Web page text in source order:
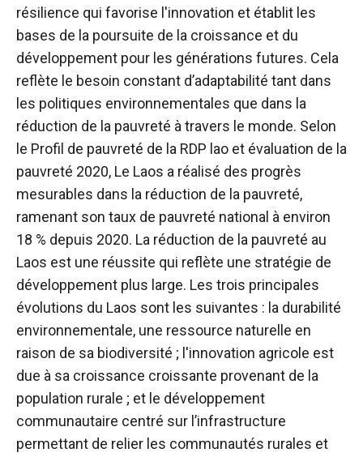
résilience qui favorise l'innovation et établit les
bases de la poursuite de la croissance et du
développement pour les générations futures. Cela
reflète le besoin constant d’adaptabilité tant dans
les politiques environnementales que dans la
réduction de la pauvreté à travers le monde. Selon
le Profil de pauvreté de la RDP lao et évaluation de la
pauvreté 2020, Le Laos a réalisé des progrès
mesurables dans la réduction de la pauvreté,
ramenant son taux de pauvreté national à environ
18 % depuis 2020. La réduction de la pauvreté au
Laos est une réussite qui reflète une stratégie de
développement plus large. Les trois principales
évolutions du Laos sont les suivantes : la durabilité
environnementale, une ressource naturelle en
raison de sa biodiversité ; l'innovation agricole est
due à sa croissance croissante provenant de la
population rurale ; et le développement
communautaire centré sur l’infrastructure
permettant de relier les communautés rurales et